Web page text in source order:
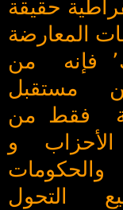
حقيقة
المعارضة
في المنطقة. و مع ذلك٬ فإنه من
مستقبل
فقط من
و
التحول